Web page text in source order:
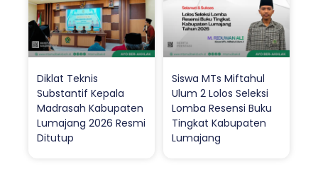
Diklat Teknis
Substantif Kepala
Madrasah Kabupaten
Lumajang 2026 Resmi
Ditutup
Siswa MTs Miftahul
Ulum 2 Lolos Seleksi
Lomba Resensi Buku
Tingkat Kabupaten
Lumajang